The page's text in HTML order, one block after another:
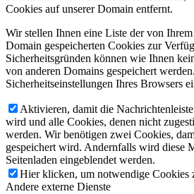
Cookies auf unserer Domain entfernt.
Wir stellen Ihnen eine Liste der von
Domain gespeicherten Cookies zur
Sicherheitsgründen können wie Ihnen
von anderen Domains gespeichert
Sicherheitseinstellungen Ihres Browsers
Aktivieren, damit die
wird und alle Cookies, denen nicht
werden. Wir benötigen zwei Cookies,
gespeichert wird. Andernfalls wird diese
Seitenladen eingeblendet werden.
Hier klicken, um notwendige Cookies
Andere externe Dienste